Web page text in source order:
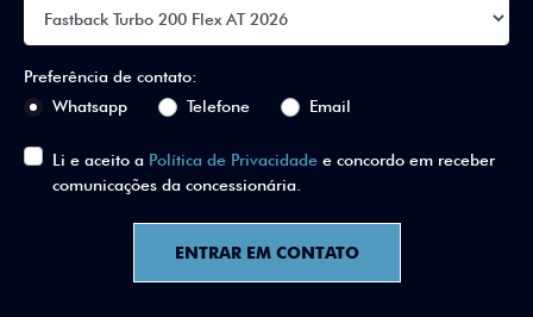
Preferência de contato:
Whatsapp
Telefone Email
Li e aceito a Política de Privacidade e concordo em receber
comunicações da concessionária.
ENTRAR EM CONTATO